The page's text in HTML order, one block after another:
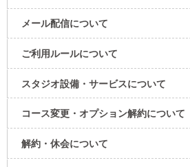
メール配信について​
ご利用ルールについて
スタジオ設備・サービスについて​
コース変更・オプション解約について​
解約・休会について